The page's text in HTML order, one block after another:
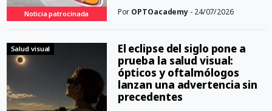
Noticia patrocinada Por OPTOacademy - 24/07/2026
Salud visual
El eclipse del siglo pone a
prueba la salud visual:
ópticos y oftalmólogos
lanzan una advertencia sin
precedentes